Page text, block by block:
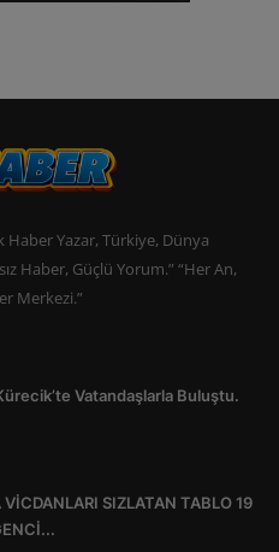
Yazar, Türkiye, Dünya
Haber, Güçlü Yorum.” “Her An,
Merkezi.”
Vatandaşlarla Buluştu.
VİCDANLARI SIZLATAN TABLO 19